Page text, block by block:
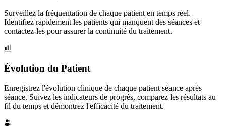
Surveillez la fréquentation de chaque patient en temps réel.
Identifiez rapidement les patients qui manquent des séances et
contactez-les pour assurer la continuité du traitement.
Évolution du Patient
Enregistrez l'évolution clinique de chaque patient séance après
séance. Suivez les indicateurs de progrès, comparez les résultats au
fil du temps et démontrez l'efficacité du traitement.